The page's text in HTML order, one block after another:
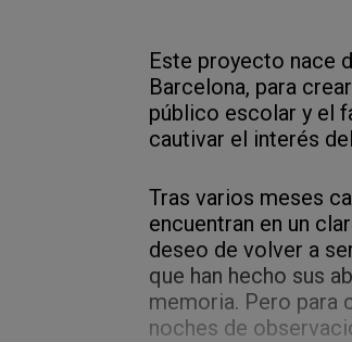
Este proyecto nace
Barcelona, para
público escolar y el
cautivar el interés
Tras varios meses
encuentran en un
deseo de volver a
que han hecho sus
memoria. Pero para
noches de